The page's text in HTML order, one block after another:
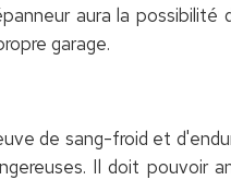
aura la
garage.
de sang-froid et
Il doit pouvoir